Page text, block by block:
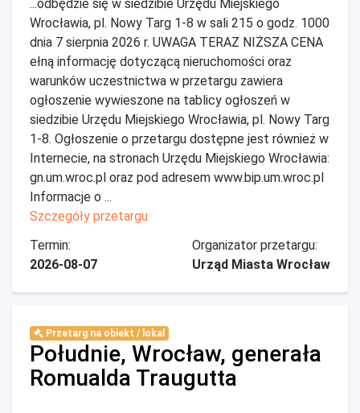
...odbędzie się w siedzibie Urzędu Miejskiego
Wrocławia, pl. Nowy Targ 1-8 w sali 215 o godz. 1000
dnia 7 sierpnia 2026 r. UWAGA TERAZ NIŻSZA CENA
ełną informację dotyczącą nieruchomości oraz
warunków uczestnictwa w przetargu zawiera
ogłoszenie wywieszone na tablicy ogłoszeń w
siedzibie Urzędu Miejskiego Wrocławia, pl. Nowy Targ
1-8. Ogłoszenie o przetargu dostępne jest również w
Internecie, na stronach Urzędu Miejskiego Wrocławia:
gn.um.wroc.pl oraz pod adresem www.bip.um.wroc.pl
Informacje o ...
Szczegóły przetargu
Termin:
2026-08-07
Organizator przetargu:
Urząd Miasta Wrocław
Przetarg na obiekt / lokal
Południe, Wrocław, generała
Romualda Traugutta